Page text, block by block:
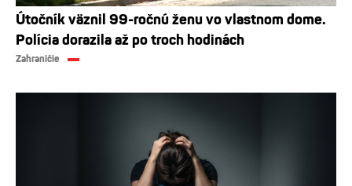
Útočník väznil 99-ročnú ženu vo vlastnom dome.
Polícia dorazila až po troch hodinách
Zahraničie